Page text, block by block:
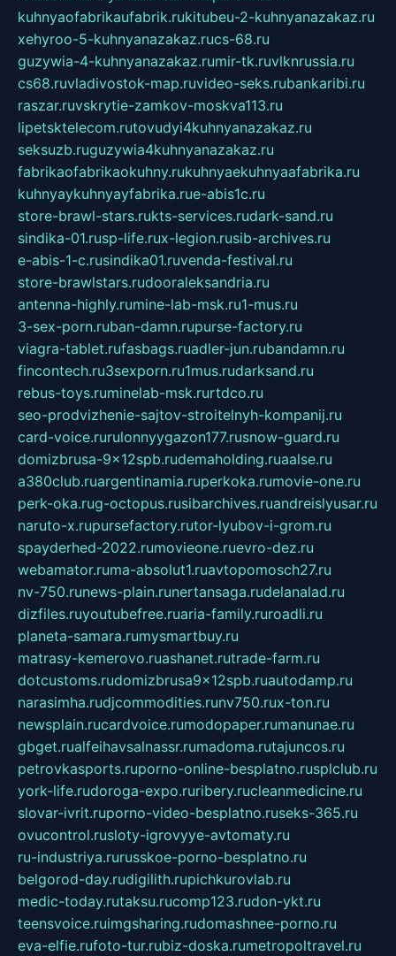
kuhnyaofabrikaufabrik.rukitubeu-2-kuhnyanazakaz.ru
xehyroo-5-kuhnyanazakaz.rucs-68.ru
guzywia-4-kuhnyanazakaz.rumir-tk.ruvlknrussia.ru
cs68.ruvladivostok-map.ruvideo-seks.rubankaribi.ru
raszar.ruvskrytie-zamkov-moskva113.ru
lipetsktelecom.rutovudyi4kuhnyanazakaz.ru
seksuzb.ruguzywia4kuhnyanazakaz.ru
fabrikaofabrikaokuhny.rukuhnyaekuhnyaafabrika.ru
kuhnyaykuhnyayfabrika.rue-abis1c.ru
store-brawl-stars.rukts-services.rudark-sand.ru
sindika-01.rusp-life.rux-legion.rusib-archives.ru
e-abis-1-c.rusindika01.ruvenda-festival.ru
store-brawlstars.rudooraleksandria.ru
antenna-highly.rumine-lab-msk.ru1-mus.ru
3-sex-porn.ruban-damn.rupurse-factory.ru
viagra-tablet.rufasbags.ruadler-jun.rubandamn.ru
fincontech.ru3sexporn.ru1mus.rudarksand.ru
rebus-toys.ruminelab-msk.rurtdco.ru
seo-prodvizhenie-sajtov-stroitelnyh-kompanij.ru
card-voice.rurulonnyygazon177.rusnow-guard.ru
domizbrusa-9x12spb.rudemaholding.ruaalse.ru
a380club.ruargentinamia.ruperkoka.rumovie-one.ru
perk-oka.rug-octopus.rusibarchives.ruandreislyusar.ru
naruto-x.rupursefactory.rutor-lyubov-i-grom.ru
spayderhed-2022.rumovieone.ruevro-dez.ru
webamator.ruma-absolut1.ruavtopomosch27.ru
nv-750.runews-plain.runertansaga.rudelanalad.ru
dizfiles.ruyoutubefree.ruaria-family.ruroadli.ru
planeta-samara.rumysmartbuy.ru
matrasy-kemerovo.ruashanet.rutrade-farm.ru
dotcustoms.rudomizbrusa9x12spb.ruautodamp.ru
narasimha.rudjcommodities.runv750.rux-ton.ru
newsplain.rucardvoice.rumodopaper.rumanunae.ru
gbget.rualfeihavsalnassr.rumadoma.rutajuncos.ru
petrovkasports.ruporno-online-besplatno.rusplclub.ru
york-life.rudoroga-expo.ruribery.rucleanmedicine.ru
slovar-ivrit.ruporno-video-besplatno.ruseks-365.ru
ovucontrol.rusloty-igrovyye-avtomaty.ru
ru-industriya.rurusskoe-porno-besplatno.ru
belgorod-day.rudigilith.rupichkurovlab.ru
medic-today.rutaksu.rucomp123.rudon-ykt.ru
teensvoice.ruimgsharing.rudomashnee-porno.ru
eva-elfie.rufoto-tur.rubiz-doska.rumetropoltravel.ru